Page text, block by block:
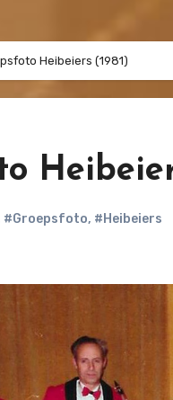
Heibeiers (1981)
#Groepsfoto, #Heibeiers